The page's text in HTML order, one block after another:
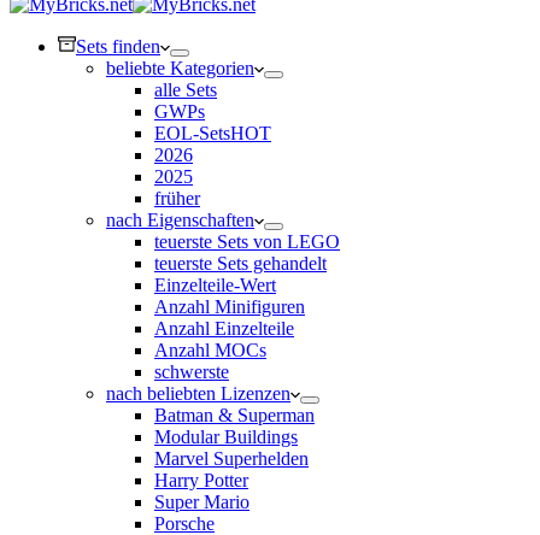
Sets finden
beliebte Kategorien
alle Sets
GWPs
EOL-SetsHOT
2026
2025
früher
nach Eigenschaften
teuerste Sets von LEGO
teuerste Sets gehandelt
Einzelteile-Wert
Anzahl Minifiguren
Anzahl Einzelteile
Anzahl MOCs
schwerste
nach beliebten Lizenzen
Batman & Superman
Modular Buildings
Marvel Superhelden
Harry Potter
Super Mario
Porsche